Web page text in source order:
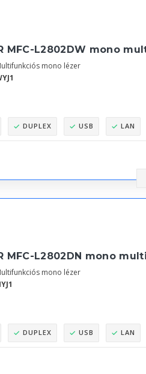
MFC-L2802DW mono
mono lézer
DUPLEX USB LAN
MFC-L2802DN mono
mono lézer
DUPLEX USB LAN